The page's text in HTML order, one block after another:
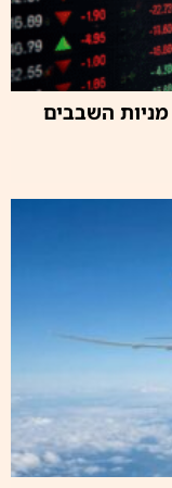
בבורסה: ת"א צונחת עד 3%, מניות השבבים